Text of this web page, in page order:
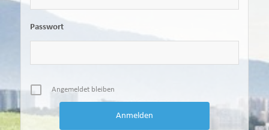
Passwort
Angemeldet bleiben